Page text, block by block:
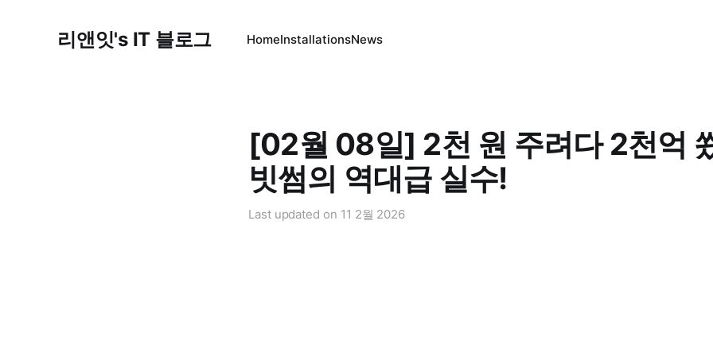
리앤잇's IT 블로그 HomeInstallationsNews
[02월 08일] 2천 원 주려다 2천억
빗썸의 역대급 실수!
Last updated on 11 2월 2026